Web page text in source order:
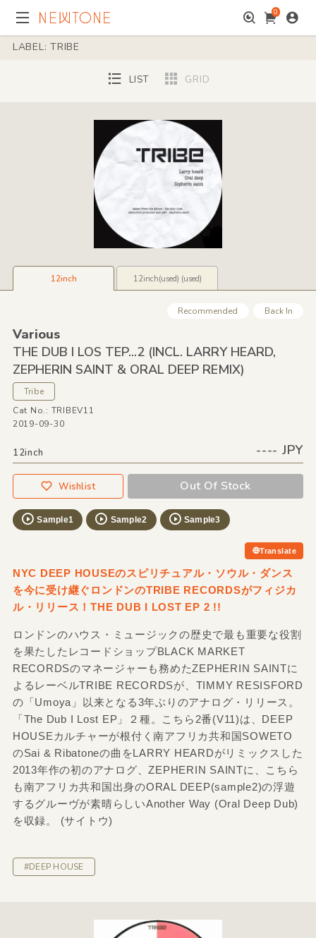
0
LABEL: TRIBE
LIST GRID
12inch 12inch(used) (used)
Recommended Back In
Various
THE DUB I LOS TEP...2 (INCL. LARRY HEARD,
ZEPHERIN SAINT &ORAL DEEP REMIX)
Tribe
Cat No.: TRIBEV11
2019-09-30
12inch ---- JPY
Wishlist Out Of Stock
Sample1 Sample2 Sample3
Translate
NYC DEEP HOUSEのスピリチュアル・ソウル・ダンス
を今に受け継ぐロンドンのTRIBE RECORDSがフィジカ
ル・リリース！THE DUB I LOST EP 2 !!
ロンドンのハウス・ミュージックの歴史で最も重要な役割
を果たしたレコードショップBLACK MARKET
RECORDSのマネージャーも務めたZEPHERIN SAINTに
よるレーベルTRIBE RECORDSが、TIMMY RESISFORD
の「Umoya」以来となる3年ぶりのアナログ・リリース。
「The Dub I Lost EP」２種。こちら2番(V11)は、DEEP
HOUSEカルチャーが根付く南アフリカ共和国SOWETO
のSai & Ribatoneの曲をLARRY HEARDがリミックスした
2013年作の初のアナログ、ZEPHERIN SAINTに、こちら
も南アフリカ共和国出身のORAL DEEP(sample2)の浮遊
するグルーヴが素晴らしいAnother Way (Oral Deep Dub)
を収録。 (サイトウ)
#DEEP HOUSE